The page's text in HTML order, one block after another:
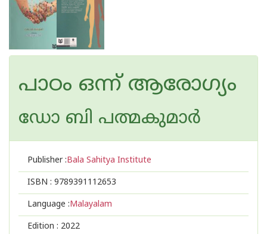
പാഠം ഒന്ന് ആരോഗ്യം
ഡോ ബി പത്മകുമാര്‍
Publisher :Bala Sahitya Institute
ISBN : 9789391112653
Language :Malayalam
Edition : 2022